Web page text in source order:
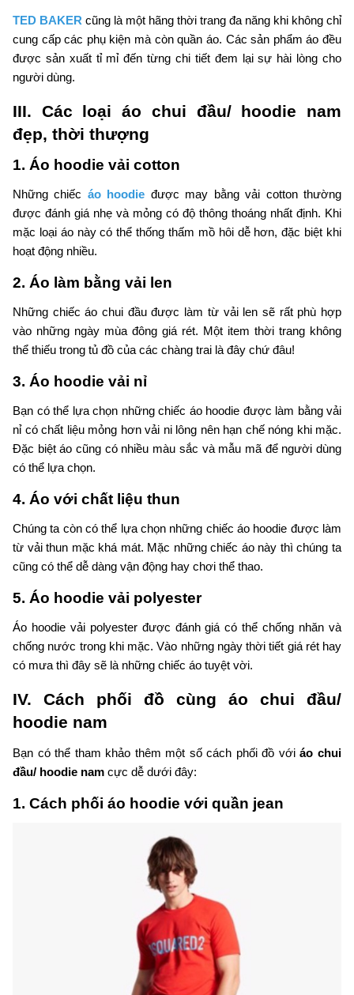
TED BAKER cũng là một hãng thời trang đa năng khi không chỉ
cung cấp các phụ kiện mà còn quần áo. Các sản phẩm áo đều
được sản xuất tỉ mỉ đến từng chi tiết đem lại sự hài lòng cho
người dùng.
III. Các loại áo chui đầu/ hoodie nam
đẹp, thời thượng
1. Áo hoodie vải cotton
Những chiếc áo hoodie được may bằng vải cotton thường
được đánh giá nhẹ và mỏng có độ thông thoáng nhất định. Khi
mặc loại áo này có thể thống thấm mồ hôi dễ hơn, đặc biệt khi
hoạt động nhiều.
2. Áo làm bằng vải len
Những chiếc áo chui đầu được làm từ vải len sẽ rất phù hợp
vào những ngày mùa đông giá rét. Một item thời trang không
thể thiếu trong tủ đồ của các chàng trai là đây chứ đâu!
3. Áo hoodie vải nỉ
Bạn có thể lựa chọn những chiếc áo hoodie được làm bằng vải
nỉ có chất liệu mỏng hơn vải ni lông nên hạn chế nóng khi mặc.
Đặc biệt áo cũng có nhiều màu sắc và mẫu mã để người dùng
có thể lựa chọn.
4. Áo với chất liệu thun
Chúng ta còn có thể lựa chọn những chiếc áo hoodie được làm
từ vải thun mặc khá mát. Mặc những chiếc áo này thì chúng ta
cũng có thể dễ dàng vận động hay chơi thể thao.
5. Áo hoodie vải polyester
Áo hoodie vải polyester được đánh giá có thể chống nhăn và
chống nước trong khi mặc. Vào những ngày thời tiết giá rét hay
có mưa thì đây sẽ là những chiếc áo tuyệt vời.
IV. Cách phối đồ cùng áo chui đầu/
hoodie nam
Bạn có thể tham khảo thêm một số cách phối đồ vớiáo chui
đầu/ hoodie nam cực dễ dưới đây:
1. Cách phối áo hoodie với quần jean